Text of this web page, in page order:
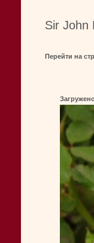
Sir John
Перейти на